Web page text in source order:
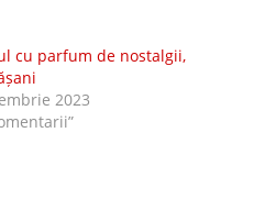
cu parfum de nostalgii,
2023